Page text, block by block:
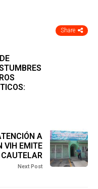
Share
A
VIH EMITE
Next Post